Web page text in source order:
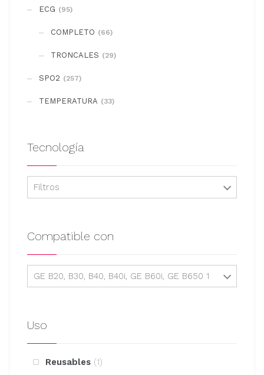
pueden
elegir
página
de
ECG (95)
COMPLETO (66)
TRONCALES (29)
SPO2 (257)
TEMPERATURA (33)
Tecnología
Filtros
Compatible con
GE B20, B30, B40, B40i, GE B60i, GE B650 1
Uso
Reusables 1